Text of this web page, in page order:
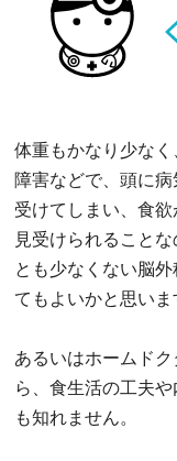
体重もかなり少な
障害などで、頭に
受けてしまい、食
見受けられること
とも少なくない脳
てもよいかと思いま
あるいはホームド
ら、食生活の工夫
も知れません。